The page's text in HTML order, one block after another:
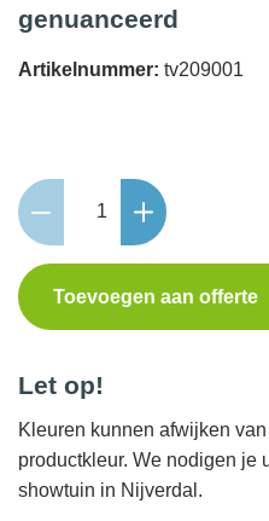
genuanceerd
Artikelnummer: tv209001
Metro
Trommelsteen
grijs/zwart
genuanceerd
Toevoegen aan offerte
Let op!
Kleuren kunnen afwijken
productkleur. We nodigen je
showtuin in Nijverdal.